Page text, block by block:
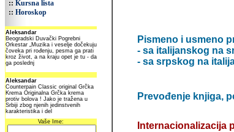
:: Kursna lista
:: Horoskop
Pismeno i usmeno
- sa italijanskog na
- sa srpskog na
Prevođenje knjiga,
Internacionalizacija